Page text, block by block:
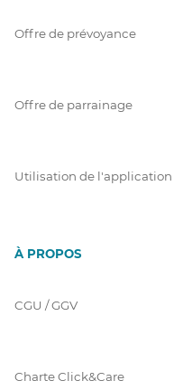
Offre de prévoyance
Offre de parrainage
Utilisation de
À PROPOS
CGU / GGV
Charte Click&Care